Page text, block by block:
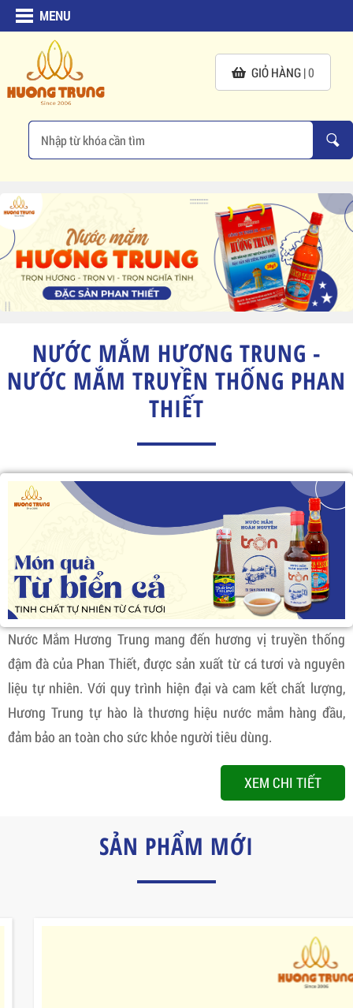
MENU
GIỎ HÀNG |0
NƯỚC MẮM HƯƠNG TRUNG -
NƯỚC MẮM TRUYỀN THỐNG PHAN
THIẾT
Nước Mắm Hương Trung mang đến hương vị truyền thống
đậm đà của Phan Thiết, được sản xuất từ cá tươi và nguyên
liệu tự nhiên. Với quy trình hiện đại và cam kết chất lượng,
Hương Trung tự hào là thương hiệu nước mắm hàng đầu,
đảm bảo an toàn cho sức khỏe người tiêu dùng.
XEM CHI TIẾT
SẢN PHẨM MỚI